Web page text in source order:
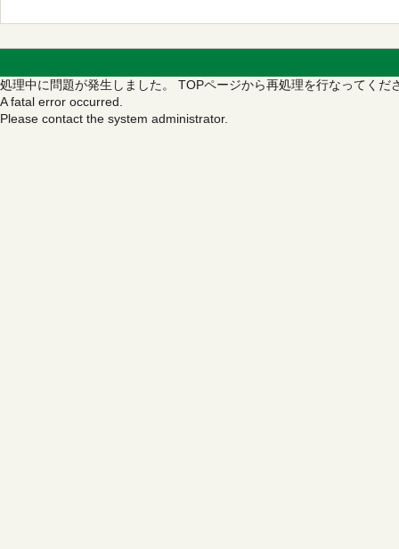
処理中に問題が発生しました。 TOPページから再処理を行なってくだ
A fatal error occurred.
Please contact the system administrator.